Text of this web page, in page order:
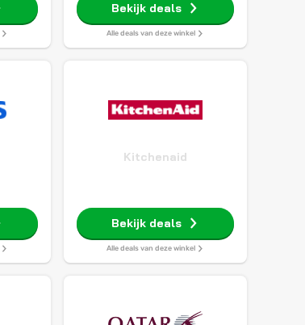
Bekijk deals
Alle deals van deze winkel
Kitchenaid
Bekijk deals
Alle deals van deze winkel